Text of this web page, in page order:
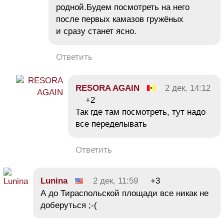
родной.Будем посмотреть на него
после первых камазов гружёных
и сразу станет ясно.
Ответить
RESORA AGAIN
2 дек, 14:12
+2
Так где там посмотреть, тут надо
все переделывать
Ответить
Lunina 2 дек, 11:59
+3
А до Тираспольской площади все никак не
доберуться ;-(